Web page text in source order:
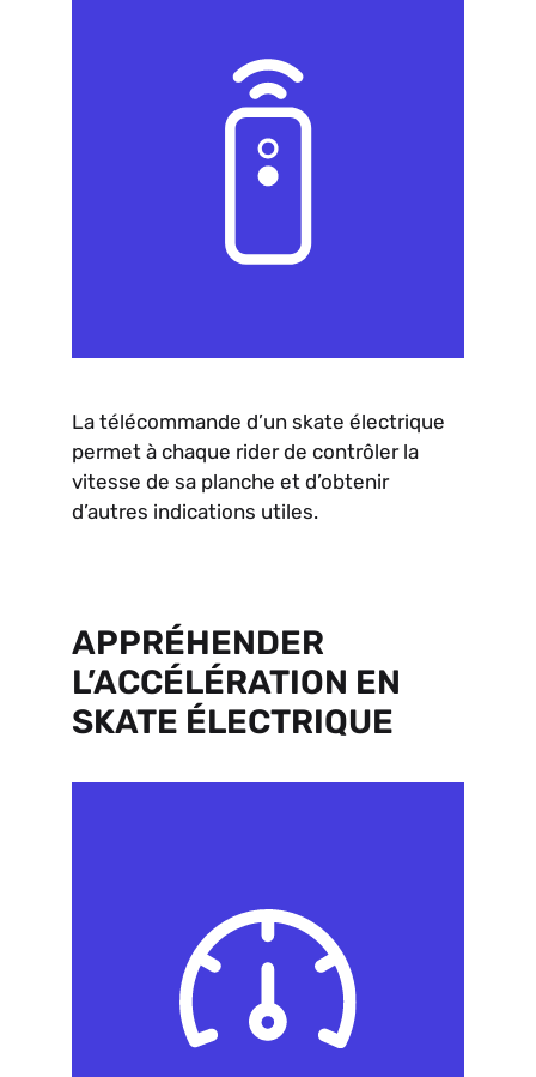
La télécommande d’un skate électrique
permet à chaque rider de contrôler la
vitesse de sa planche et d’obtenir
d’autres indications utiles.
APPRÉHENDER
L’ACCÉLÉRATION EN
SKATE ÉLECTRIQUE